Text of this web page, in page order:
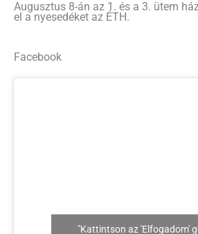
Augusztus 8-án az 1. és a 3. ütem
el a nyesedéket az ÉTH.
Facebook
"Kattintson az 'Elfogadom'